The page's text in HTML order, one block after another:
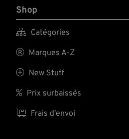
Shop
 Catégories
 Marques A-Z
 New Stuff
 Prix surbaissés
 Frais d'envoi